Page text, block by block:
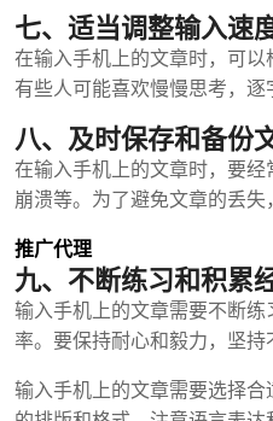
七、适当调整输入速
在输入手机上的文章时，可以
有些人可能喜欢慢慢思考，逐
八、及时保存和备份
在输入手机上的文章时，要
崩溃等。为了避免文章的丢失
推广代理
九、不断练习和积累
输入手机上的文章需要不断
率。要保持耐心和毅力，坚持
输入手机上的文章需要选择